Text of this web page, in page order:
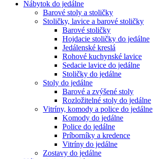
Nábytok do jedálne
Barové stoly a stoličky
Stoličky, lavice a barové stoličky
Barové stoličky
Hojdacie stoličky do jedálne
Jedálenské kreslá
Rohové kuchynské lavice
Sedacie lavice do jedálne
Stoličky do jedálne
Stoly do jedálne
Barové a zvýšené stoly
Rozložitelné stoly do jedálne
Vitríny, komody a police do jedálne
Komody do jedálne
Police do jedálne
Príborníky a kredence
Vitríny do jedálne
Zostavy do jedálne